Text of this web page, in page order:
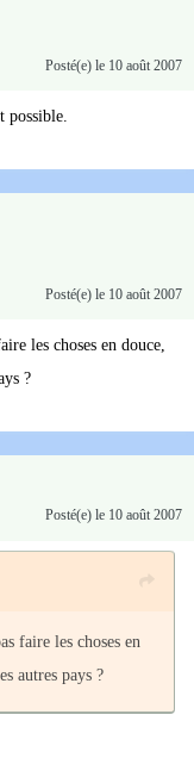
Posté(e) le 10 août 2007
possible.
Posté(e) le 10 août 2007
les choses en douce,
?
Posté(e) le 10 août 2007
faire les choses en
autres pays ?